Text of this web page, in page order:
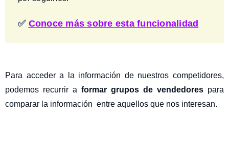
✅ Conoce más sobre esta funcionalidad
Para acceder a la información de nuestros competidores,
podemos recurrir a formar grupos de vendedores para
comparar la información entre aquellos que nos interesan.